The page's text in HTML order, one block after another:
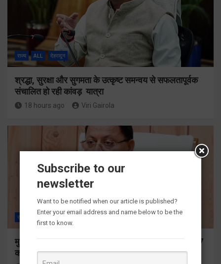
राज्य ALL देहरादून
श्रद्धा, सुरक्षा और सुगमता के उत्कृष्ट समन्वय से सफलतापूर्वक
संचालित हो रही कांवड़ यात्रा
18 hours ago Viri Gairola
राज्य देहरादून
मुख्यमंत्री ने प्रदान की विभिन्न विकास योजनाओं के लिए 1967
करोड़ की वित्तीय स्वीकृति
Subscribe to our
newsletter
Want to be notified when our article is published?
Enter your email address and name below to be the
first to know.